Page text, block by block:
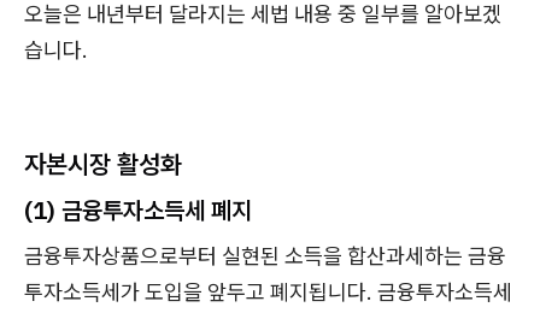
오늘은 내년부터 달라지는 세법 내용 중 일부를 알아보겠
습니다.
자본시장 활성화
(1) 금융투자소득세 폐지
금융투자상품으로부터 실현된 소득을 합산과세하는 금융
투자소득세가 도입을 앞두고 폐지됩니다. 금융투자소득세